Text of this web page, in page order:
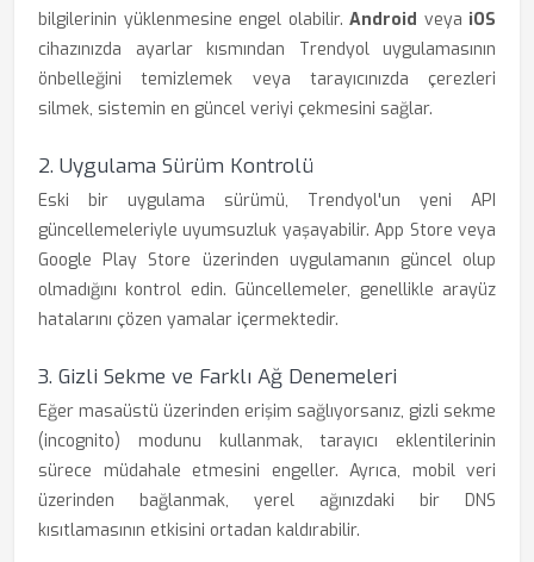
bilgilerinin yüklenmesine engel olabilir. Android veya iOS
cihazınızda ayarlar kısmından Trendyol uygulamasının
önbelleğini temizlemek veya tarayıcınızda çerezleri
silmek, sistemin en güncel veriyi çekmesini sağlar.
2. Uygulama Sürüm Kontrolü
Eski bir uygulama sürümü, Trendyol'un yeni API
güncellemeleriyle uyumsuzluk yaşayabilir. App Store veya
Google Play Store üzerinden uygulamanın güncel olup
olmadığını kontrol edin. Güncellemeler, genellikle arayüz
hatalarını çözen yamalar içermektedir.
3. Gizli Sekme ve Farklı Ağ Denemeleri
Eğer masaüstü üzerinden erişim sağlıyorsanız, gizli sekme
(incognito) modunu kullanmak, tarayıcı eklentilerinin
sürece müdahale etmesini engeller. Ayrıca, mobil veri
üzerinden bağlanmak, yerel ağınızdaki bir DNS
kısıtlamasının etkisini ortadan kaldırabilir.